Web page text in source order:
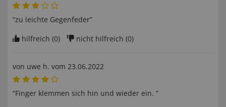
“zu leichte Gegenfeder”
hilfreich (0) nicht hilfreich (0)
von uwe h. vom 23.06.2022
“Finger klemmen sich hin und wieder ein. ”